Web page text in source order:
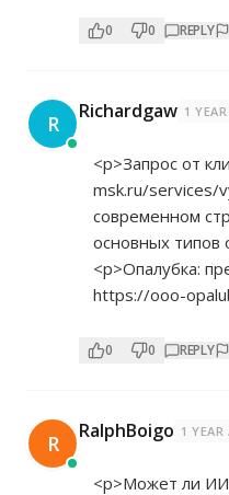
0 0 REPLY
R Richardgaw 1
<p>Запрос от
msk.ru/services/
современном
основных типов
<p>Опалубка:
https://ooo-
0 0 REPLY
R RalphBoigo 1 YEAR
<p>Может ли ИИ